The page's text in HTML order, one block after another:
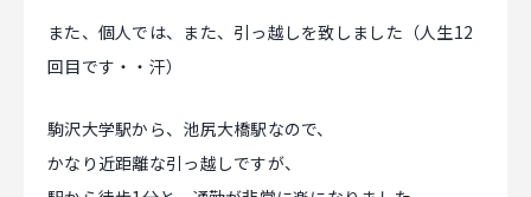
社長ブログ
CAREER
また、個人では、また、引っ越しを致しました（人生12
回目です・・汗）
駒沢大学駅から、池尻大橋駅なので、
かなり近距離な引っ越しですが、